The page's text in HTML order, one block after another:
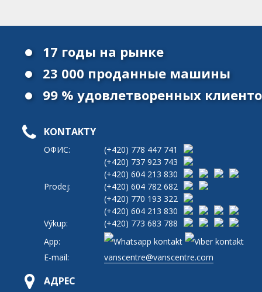
17 годы на рынке
23 000 проданные машины
99 % удовлетворенных
KONTAKTY
ОФИС: (+420) 778 447 741
(+420) 737 923 743
(+420) 604 213 830
Prodej:
(+420) 604 782 682
(+420) 770 193 322
(+420) 604 213 830
Výkup:
(+420) 773 683 788
App:
E-mail:
vanscentre@vanscentre.com
АДРЕС